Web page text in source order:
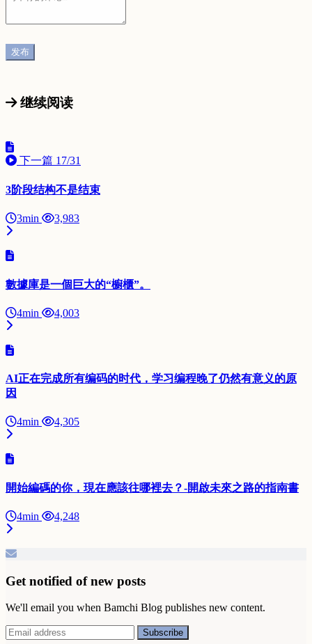
继续阅读
下一篇 17/31
3阶段结构不是结束
3min 3,983
數據庫是一個巨大的“櫥櫃”。
4min 4,003
AI正在完成所有编码的时代，学习编程晚了仍然有意义的原
因
4min 4,305
開始編碼的你，現在應該往哪裡去？-開啟未來之路的指南書
4min 4,248
Get notified of new posts
We'll email you when Bamchi Blog publishes new content.